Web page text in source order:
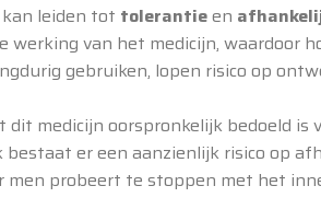
leiden tot tolerantieen
werking van het medicijn, waardoor
gebruiken, lopen risico op
medicijn oorspronkelijk bedoeld
er een aanzienlijk risico op
probeert te stoppen met het